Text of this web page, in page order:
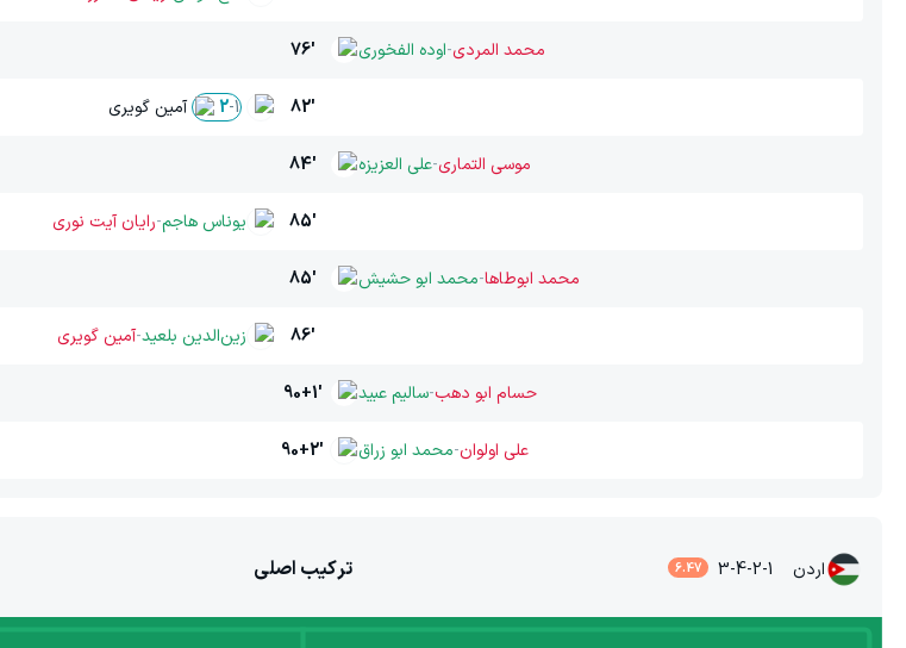
76' اوده الفخوری-محمد المردی
82'
1
-
2 آمین گویری
84' علی العزیزه-موسی التماری
85' یوناس هاجم-رایان آیت نوری
85' محمد ابو حشیش-محمد ابوطاها
86' زین‌الدین بلعید-آمین گویری
90+1' سالیم عبید-حسام ابو دهب
90+2' محمد ابو زراق-علی اولوان
ترکیب اصلی اردن 3-4-2-1
6.47